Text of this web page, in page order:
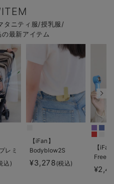
タニティ服/授乳服/
最新アイテム
レミ
込)
【iFan】
Bodyblow2S
¥3,278(税込)
【
Freeze